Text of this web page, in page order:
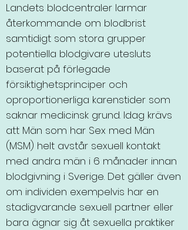
Landets blodcentraler larmar
återkommande om blodbrist
samtidigt som stora grupper
potentiella blodgivare utesluts
baserat på förlegade
försiktighetsprinciper och
oproportionerliga karenstider som
saknar medicinsk grund. Idag krävs
att Män som har Sex med Män
(MSM) helt avstår sexuell kontakt
med andra män i 6 månader innan
blodgivning i Sverige. Det gäller även
om individen exempelvis har en
stadigvarande sexuell partner eller
bara ägnar sig åt sexuella praktiker